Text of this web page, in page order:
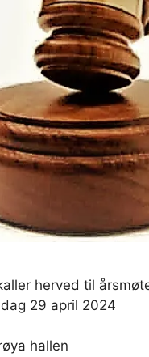
herved til
29 april 2024
hallen